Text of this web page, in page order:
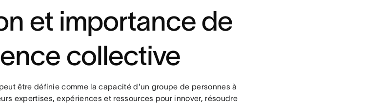
et importance de
collective
être définie comme la capacité d'un groupe de personnes à
expertises, expériences et ressources pour innover, résoudre